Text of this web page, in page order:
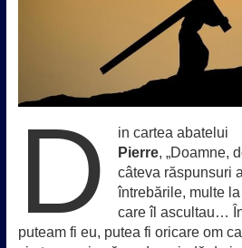
D
in cartea abatelui
Pierre, „Doamne,
câteva răspunsuri
întrebările, multe
care îl ascultau…
puteam fi eu, putea fi oricare om